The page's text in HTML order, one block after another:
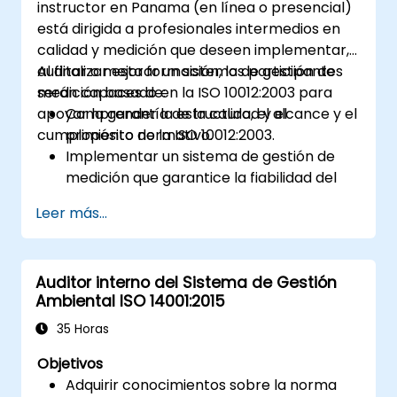
instructor en Panama (en línea o presencial)
está dirigida a profesionales intermedios en
calidad y medición que deseen implementar,
auditar o mejorar un sistema de gestión de
medición basado en la ISO 10012:2003 para
apoyar la garantía de la calidad y el
cumplimiento normativo.
Al finalizar esta formación, los participantes
serán capaces de:
Comprender la estructura, el alcance y el
propósito de la ISO 10012:2003.
Implementar un sistema de gestión de
medición que garantice la fiabilidad del
mediciones.
Definir los roles, responsabilidades y
documentación necesarios para el
control de medición.
Integrar la ISO 10012 con marcos más
amplios de gestión de calidad y riesgos
Leer más...
Auditor interno del Sistema de Gestión
Ambiental ISO 14001:2015
35 Horas
Objetivos
Adquirir conocimientos sobre la norma